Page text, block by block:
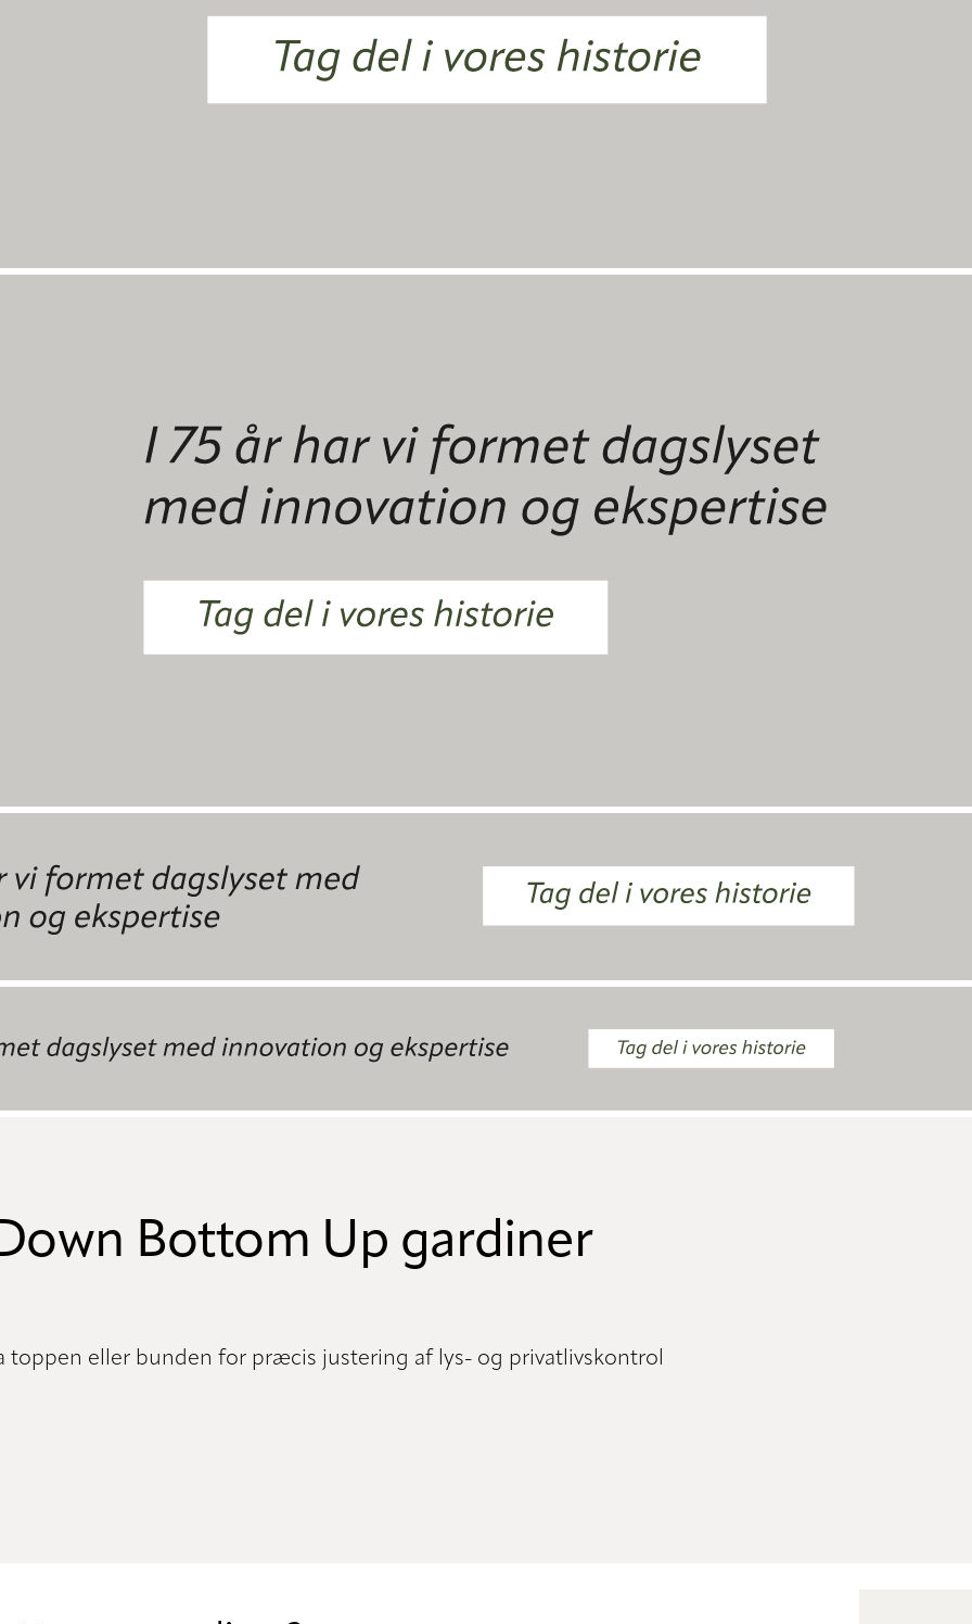
Bottom Up gardiner
toppen eller bunden for præcis justering af lys- og privatlivskontrol